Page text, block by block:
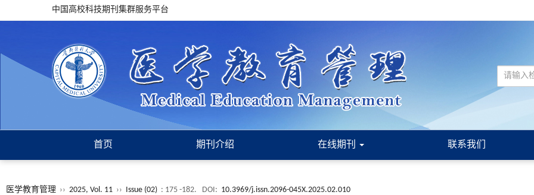
中国高校科技期刊集群服务平台
首页 期刊介绍 在线期刊 联系我们
医学教育管理 ›› 2025, Vol. 11 ›› Issue (02) : 175 -182. DOI: 10.3969/j.issn.2096-045X.2025.02.010